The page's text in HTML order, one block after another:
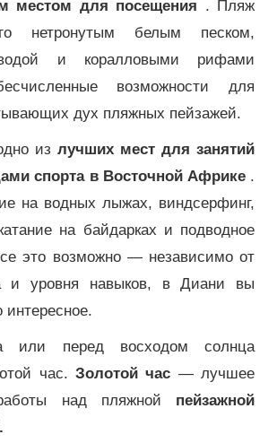
местом для посещения .
Пляж
нетронутым белым песком,
водой и коралловыми рифами
возможности для
дух пляжных пейзажей.
из лучших мест для занятий
спорта в Восточной Африке.
на водных лыжах, виндсерфинг,
на байдарках и подводное
это возможно — независимо от
и уровня навыков, в Диани вы
интересное.
или перед восходом солнца
час. Золотой час — лучшее
над пляжной пейзажной